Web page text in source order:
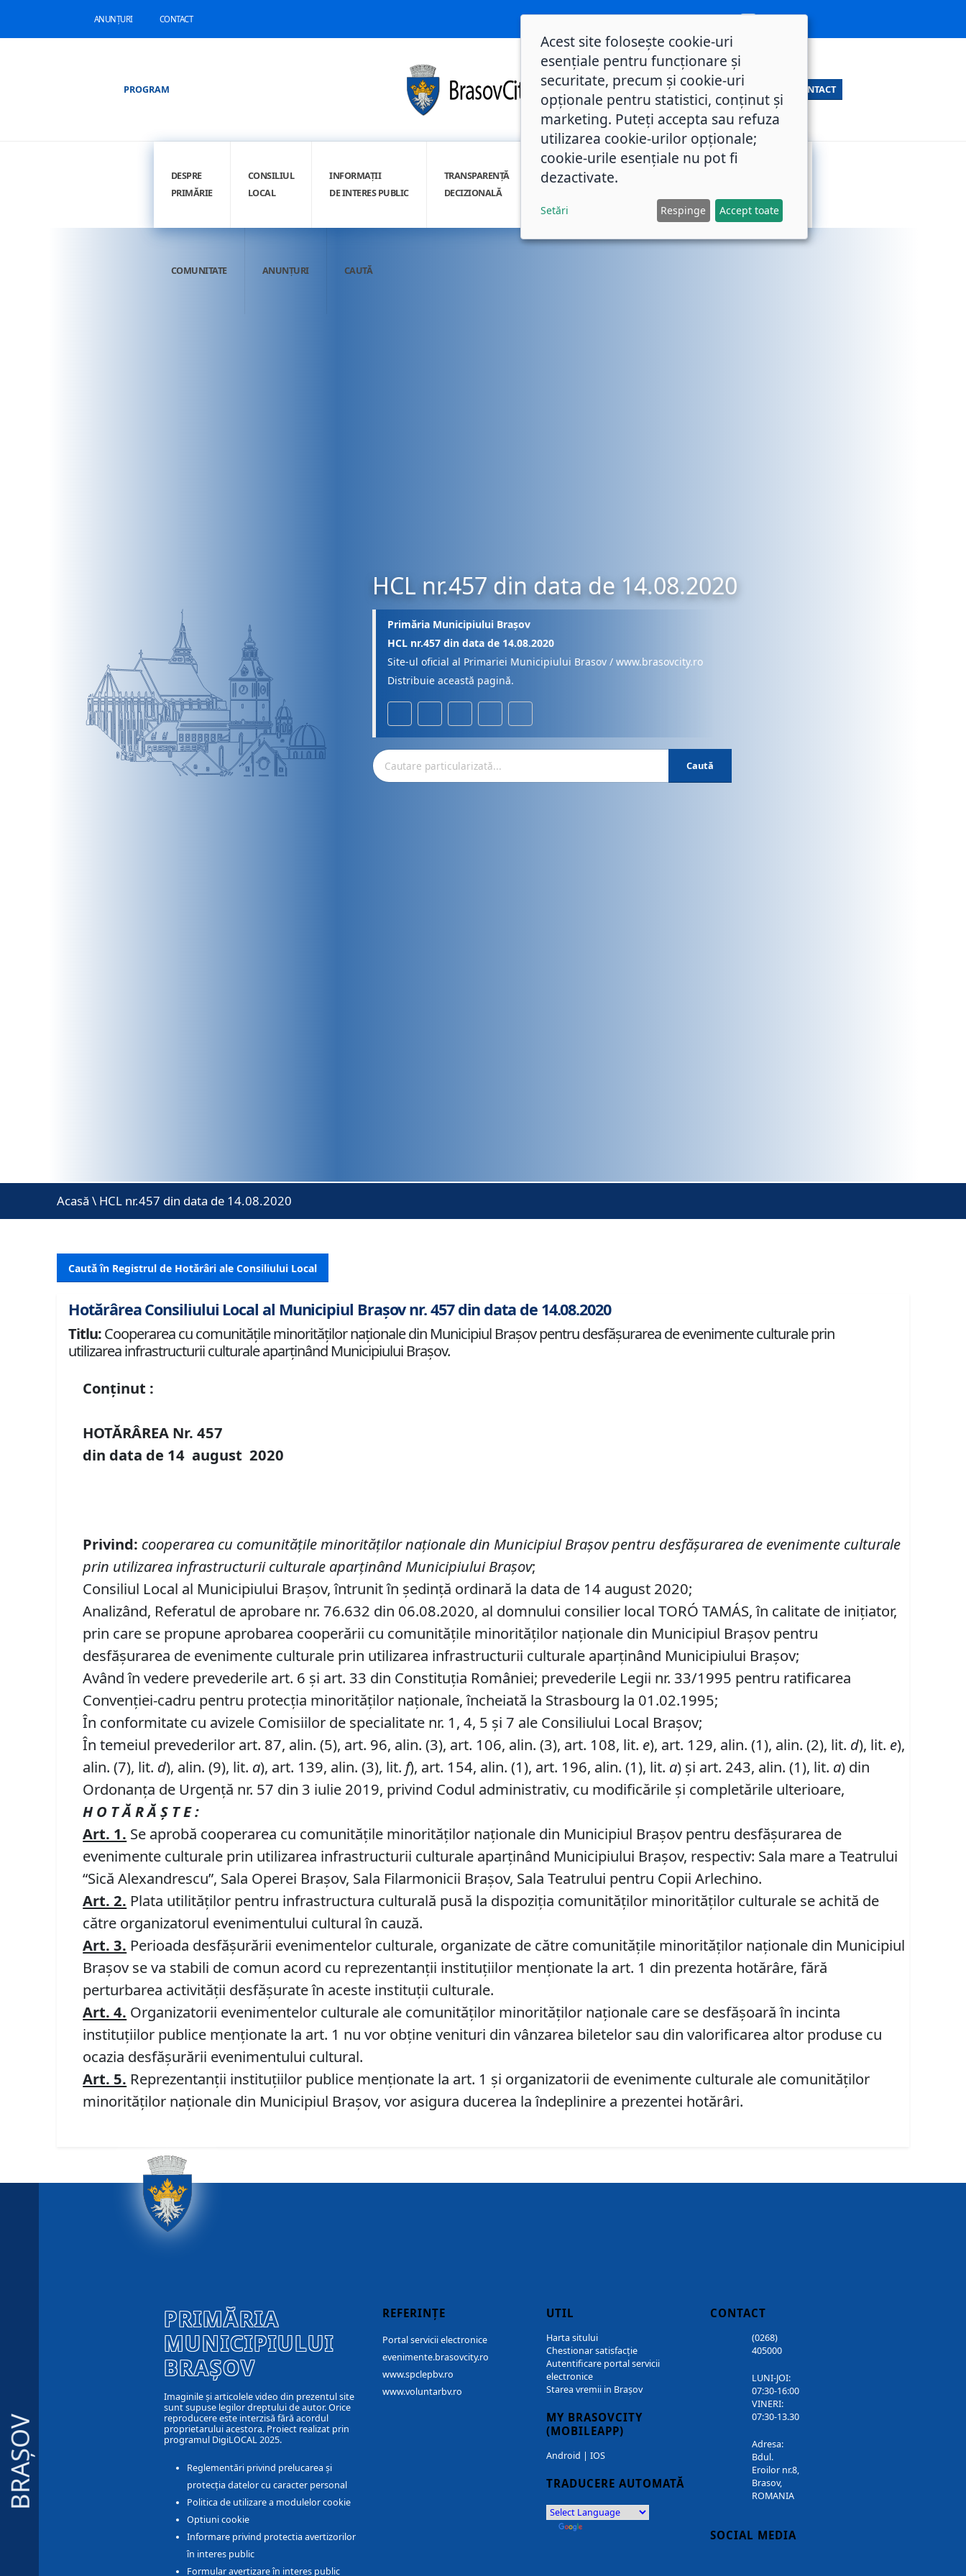
ANUNȚURI CONTACT
PROGRAM CONTACT
DESPRE
PRIMĂRIE
CONSILIUL
LOCAL
INFORMAȚII
DE INTERES PUBLIC
TRANSPARENȚĂ
DECIZIONALĂ
INTEGRITATE
COMUNITATE ANUNȚURI CAUTĂ
HCL nr.457 din data de 14.08.2020
Primăria Municipiului Brașov
HCL nr.457 din data de 14.08.2020
Site-ul oficial al Primariei Municipiului Brasov / www.brasovcity.ro
Distribuie această pagină.
Caută
Acasă \ HCL nr.457 din data de 14.08.2020
Caută în Registrul de Hotărâri ale Consiliului Local
Hotărârea Consiliului Local al Municipiul Brașov nr. 457 din data de 14.08.2020
Titlu:Cooperarea cu comunităţile minorităţilor naţionale din Municipiul Braşov pentru desfăşurarea de evenimente culturale prin
utilizarea infrastructurii culturale aparţinând Municipiului Braşov.
Conținut :
HOTĂRÂREA Nr.457
din data de 14 august2020
Privind: cooperarea cu comunităţile minorităţilor naţionale din Municipiul Braşov pentru desfăşurarea de evenimente culturale
prin utilizarea infrastructurii culturale aparţinând Municipiului Braşov;
Consiliul Local al Municipiului Brașov, întrunit în ședință ordinară la data de 14 august 2020;
Analizând, Referatul de aprobare nr. 76.632 din 06.08.2020, al domnului consilier local TORÓ TAMÁS, în calitate de iniţiator,
prin care se propune aprobarea cooperării cu comunităţile minorităţilor naţionale din Municipiul Braşov pentru
desfăşurarea de evenimente culturale prin utilizarea infrastructurii culturale aparţinând Municipiului Braşov;
Având în vedere prevederile art. 6 şi art. 33 din Constituţia României; prevederile Legii nr. 33/1995 pentru ratificarea
Convenţiei-cadru pentru protecţia minorităţilor naţionale, încheiată la Strasbourg la 01.02.1995;
În conformitate cu avizele Comisiilor de specialitate nr. 1, 4, 5 și 7 ale Consiliului Local Brașov;
În temeiul prevederilor art. 87, alin. (5), art. 96, alin. (3), art. 106, alin. (3), art. 108, lit. e), art. 129, alin. (1), alin. (2), lit. d), lit. e),
alin. (7), lit. d), alin. (9), lit. a), art. 139, alin. (3), lit. f), art. 154, alin. (1), art. 196, alin. (1), lit. a) și art. 243, alin. (1), lit. a) din
Ordonanța de Urgență nr. 57 din 3 iulie 2019, privind Codul administrativ, cu modificările și completările ulterioare,
H O T Ă R Ă Ş T E :
Art. 1. Se aprobă cooperarea cu comunităţile minorităţilor naţionale din Municipiul Braşov pentru desfăşurarea de
evenimente culturale prin utilizarea infrastructurii culturale aparţinând Municipiului Braşov, respectiv: Sala mare a Teatrului
“Sică Alexandrescu”, Sala Operei Braşov, Sala Filarmonicii Braşov, Sala Teatrului pentru Copii Arlechino.
Art. 2. Plata utilităţilor pentru infrastructura culturală pusă la dispoziţia comunităţilor minorităţilor culturale se achită de
către organizatorul evenimentului cultural în cauză.
Art. 3. Perioada desfăşurării evenimentelor culturale, organizate de către comunităţile minorităţilor naţionale din Municipiul
Braşov se va stabili de comun acord cu reprezentanţii instituţiilor menţionate la art. 1 din prezenta hotărâre, fără
perturbarea activităţii desfăşurate în aceste instituţii culturale.
Art. 4. Organizatorii evenimentelor culturale ale comunităţilor minorităţilor naţionale care se desfăşoară în incinta
instituţiilor publice menţionate la art. 1 nu vor obţine venituri din vânzarea biletelor sau din valorificarea altor produse cu
ocazia desfăşurării evenimentului cultural.
Art. 5. Reprezentanţii instituţiilor publice menţionate la art. 1 şi organizatorii de evenimente culturale ale comunităţilor
minorităţilor naţionale din Municipiul Braşov, vor asigura ducerea la îndeplinire a prezentei hotărâri.
BRAȘOV
PRIMĂRIA
MUNICIPIULUI
BRAȘOV
Imaginile și articolele video din prezentul site
sunt supuse legilor dreptului de autor. Orice
reproducere este interzisă fără acordul
proprietarului acestora. Proiect realizat prin
programul DigiLOCAL 2025.
Reglementări privind prelucarea și
protecția datelor cu caracter personal
Politica de utilizare a modulelor cookie
Optiuni cookie
Informare privind protectia avertizorilor
în interes public
Formular avertizare în interes public
REFERINȚE
Portal servicii electronice
evenimente.brasovcity.ro
www.spclepbv.ro
www.voluntarbv.ro
UTIL
Harta sitului
Chestionar satisfacție
Autentificare portal servicii
electronice
Starea vremii in Brașov
MY BRASOVCITY
(MOBILEAPP)
Android | IOS
TRADUCERE AUTOMATĂ
CONTACT
(0268)
405000
LUNI-JOI:
07:30-16:00
VINERI:
07:30-13.30
Adresa:
Bdul.
Eroilor nr.8,
Brasov,
ROMANIA
SOCIAL MEDIA
Acest site folosește cookie-uri
esențiale pentru funcționare și
securitate, precum și cookie-uri
opționale pentru statistici, conținut și
marketing. Puteți accepta sau refuza
utilizarea cookie-urilor opționale;
cookie-urile esențiale nu pot fi
dezactivate.
Setări Respinge Accept toate